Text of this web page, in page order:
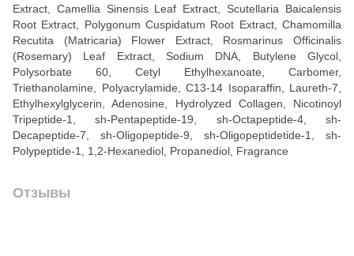
Extract, Camellia Sinensis Leaf Extract, Scutellaria Baicalensis
Root Extract, Polygonum Cuspidatum Root Extract, Chamomilla
Recutita (Matricaria) Flower Extract, Rosmarinus Officinalis
(Rosemary) Leaf Extract, Sodium DNA, Butylene Glycol,
Polysorbate 60, Cetyl Ethylhexanoate, Carbomer,
Triethanolamine, Polyacrylamide, C13-14 Isoparaffin, Laureth-7,
Ethylhexylglycerin, Adenosine, Hydrolyzed Collagen, Nicotinoyl
Tripeptide-1, sh-Pentapeptide-19, sh-Octapeptide-4, sh-
Decapeptide-7, sh-Oligopeptide-9, sh-Oligopeptidetide-1, sh-
Polypeptide-1, 1,2-Hexanediol, Propanediol, Fragrance
Отзывы